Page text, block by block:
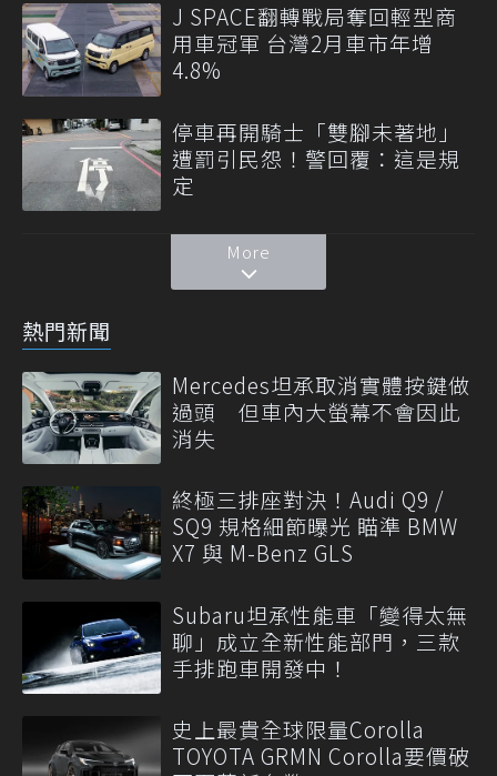
J SPACE翻轉戰局奪回輕型商
用車冠軍 台灣2月車市年增
4.8%
停車再開騎士「雙腳未著地」
遭罰引民怨！警回覆：這是規
定
More
熱門新聞
Mercedes坦承取消實體按鍵做
過頭 但車內大螢幕不會因此
消失
終極三排座對決！Audi Q9 /
SQ9 規格細節曝光 瞄準 BMW
X7 與 M-Benz GLS
Subaru坦承性能車「變得太無
聊」成立全新性能部門，三款
手排跑車開發中！
史上最貴全球限量Corolla
TOYOTA GRMN Corolla要價破